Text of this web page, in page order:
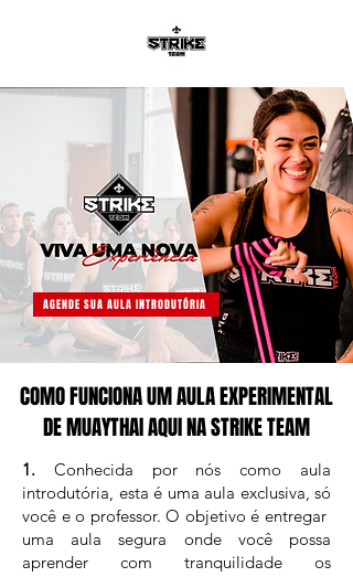
AGENDE SUA AULA INTRODUTÓRIA
COMO FUNCIONA UM AULA EXPERIMENTAL
DE MUAYTHAI AQUI NA STRIKE TEAM
1. Conhecida por nós como aula
introdutória, esta é uma aula exclusiva, só
você e o professor. O objetivo é entregar
uma aula segura onde você possa
aprender com tranquilidade os